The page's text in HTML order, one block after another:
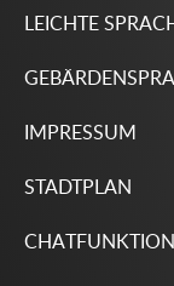
LEICHTE
IMPRESSUM
STADTPLAN
CHATFUNKTION